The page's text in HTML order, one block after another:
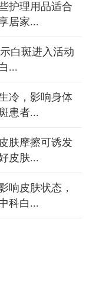
护理用品适合
居家...
白斑进入活动
...
冷，影响身体
患者...
肤摩擦可诱发
皮肤...
响皮肤状态，
科白...